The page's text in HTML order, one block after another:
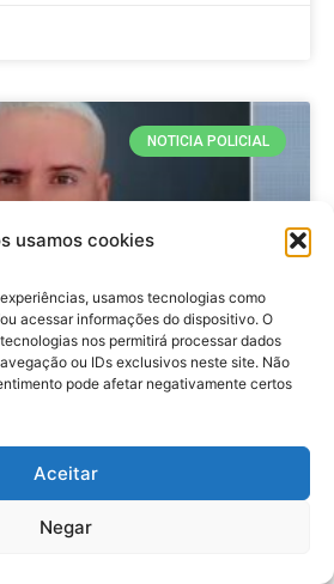
usamos cookies
usamos tecnologias como
acessar informações do dispositivo. O
nos permitirá processar dados
ou IDs exclusivos neste site. Não
pode afetar negativamente certos
Aceitar
Negar
NOTICIA POLICIAL
de matar homem
Pessoa se
polícia em Caicó